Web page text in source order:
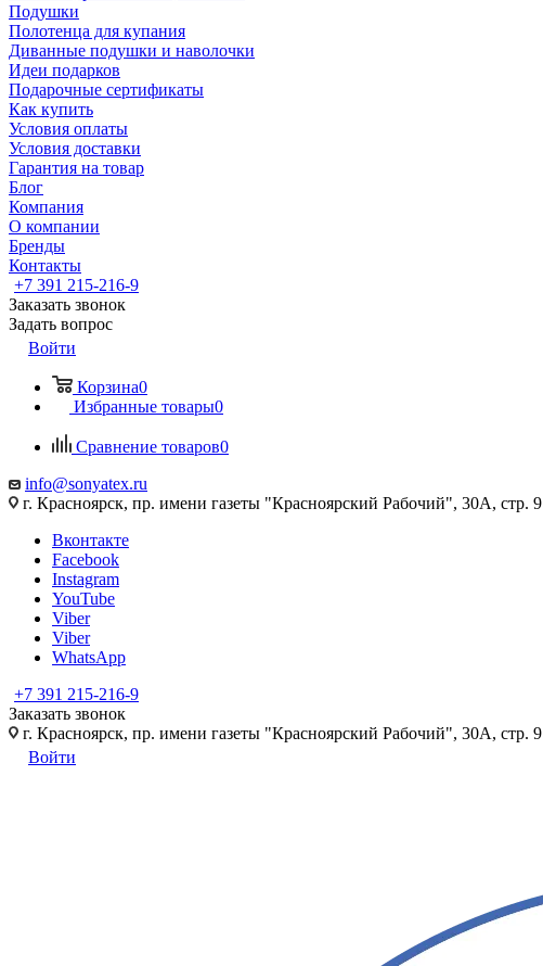
Подушки
Полотенца для купания
Диванные подушки и наволочки
Идеи подарков
Подарочные сертификаты
Как купить
Условия оплаты
Условия доставки
Гарантия на товар
Блог
Компания
О компании
Бренды
Контакты
+7 391 215-216-9
Заказать звонок
Задать вопрос
Войти
Корзина0
Избранные товары0
Сравнение товаров0
info@sonyatex.ru
г. Красноярск, пр. имени газеты "Красноярский Рабочий", 30А, стр. 9
Вконтакте
Facebook
Instagram
YouTube
Viber
Viber
WhatsApp
+7 391 215-216-9
Заказать звонок
г. Красноярск, пр. имени газеты "Красноярский Рабочий", 30А, стр. 9
Войти